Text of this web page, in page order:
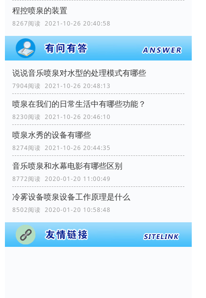
程控喷泉的装置
8267阅读 2021-10-26 20:40:58
说说音乐喷泉对水型的处理模式有哪些
7904阅读 2021-10-26 20:48:13
喷泉在我们的日常生活中有哪些功能？
8230阅读 2021-10-26 20:46:10
喷泉水秀的设备有哪些
8274阅读 2021-10-26 20:44:35
音乐喷泉和水幕电影有哪些区别
8772阅读 2020-01-20 11:00:49
冷雾设备喷泉设备工作原理是什么
8502阅读 2020-01-20 10:58:48